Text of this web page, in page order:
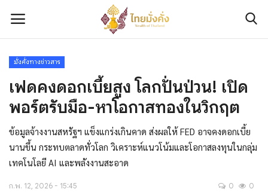
เข้าสู่ระบบ
ติดต่อเรา
เกี่ยวกับเรา
มั่งคั่งทางการเงิน
มั่งคั่งทางข่าวสาร
เฟดคงดอกเบี้ยสูง โลกปั่นป่วน! เปิด
พอร์ตรับมือ-หาโอกาสทองในวิกฤต
ข้อมูลจ้างงานสหรัฐฯ แข็งแกร่งเกินคาด ส่งผลให้ FED อาจคงดอกเบี้ย
นานขึ้น กระทบตลาดทั่วโลก วิเคราะห์แนวโน้มและโอกาสลงทุนในกลุ่ม
เทคโนโลยี AI และพลังงานสะอาด
ก.พ. 12, 2026 - 15:45 0 0